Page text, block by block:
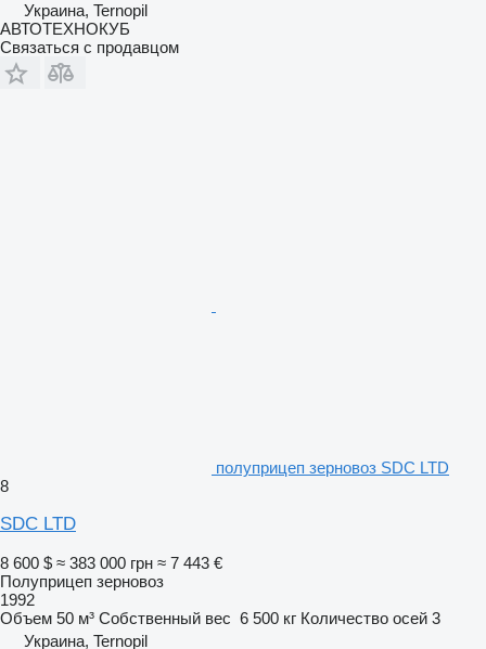
Украина, Ternopil
АВТОТЕХНОКУБ
Связаться с продавцом
полуприцеп зерновоз SDC LTD
8
SDC LTD
8 600 $ ≈ 383 000 грн ≈ 7 443 €
Полуприцеп зерновоз
1992
Объем 50 м³ Собственный вес 6 500 кг Количество осей 3
Украина, Ternopil